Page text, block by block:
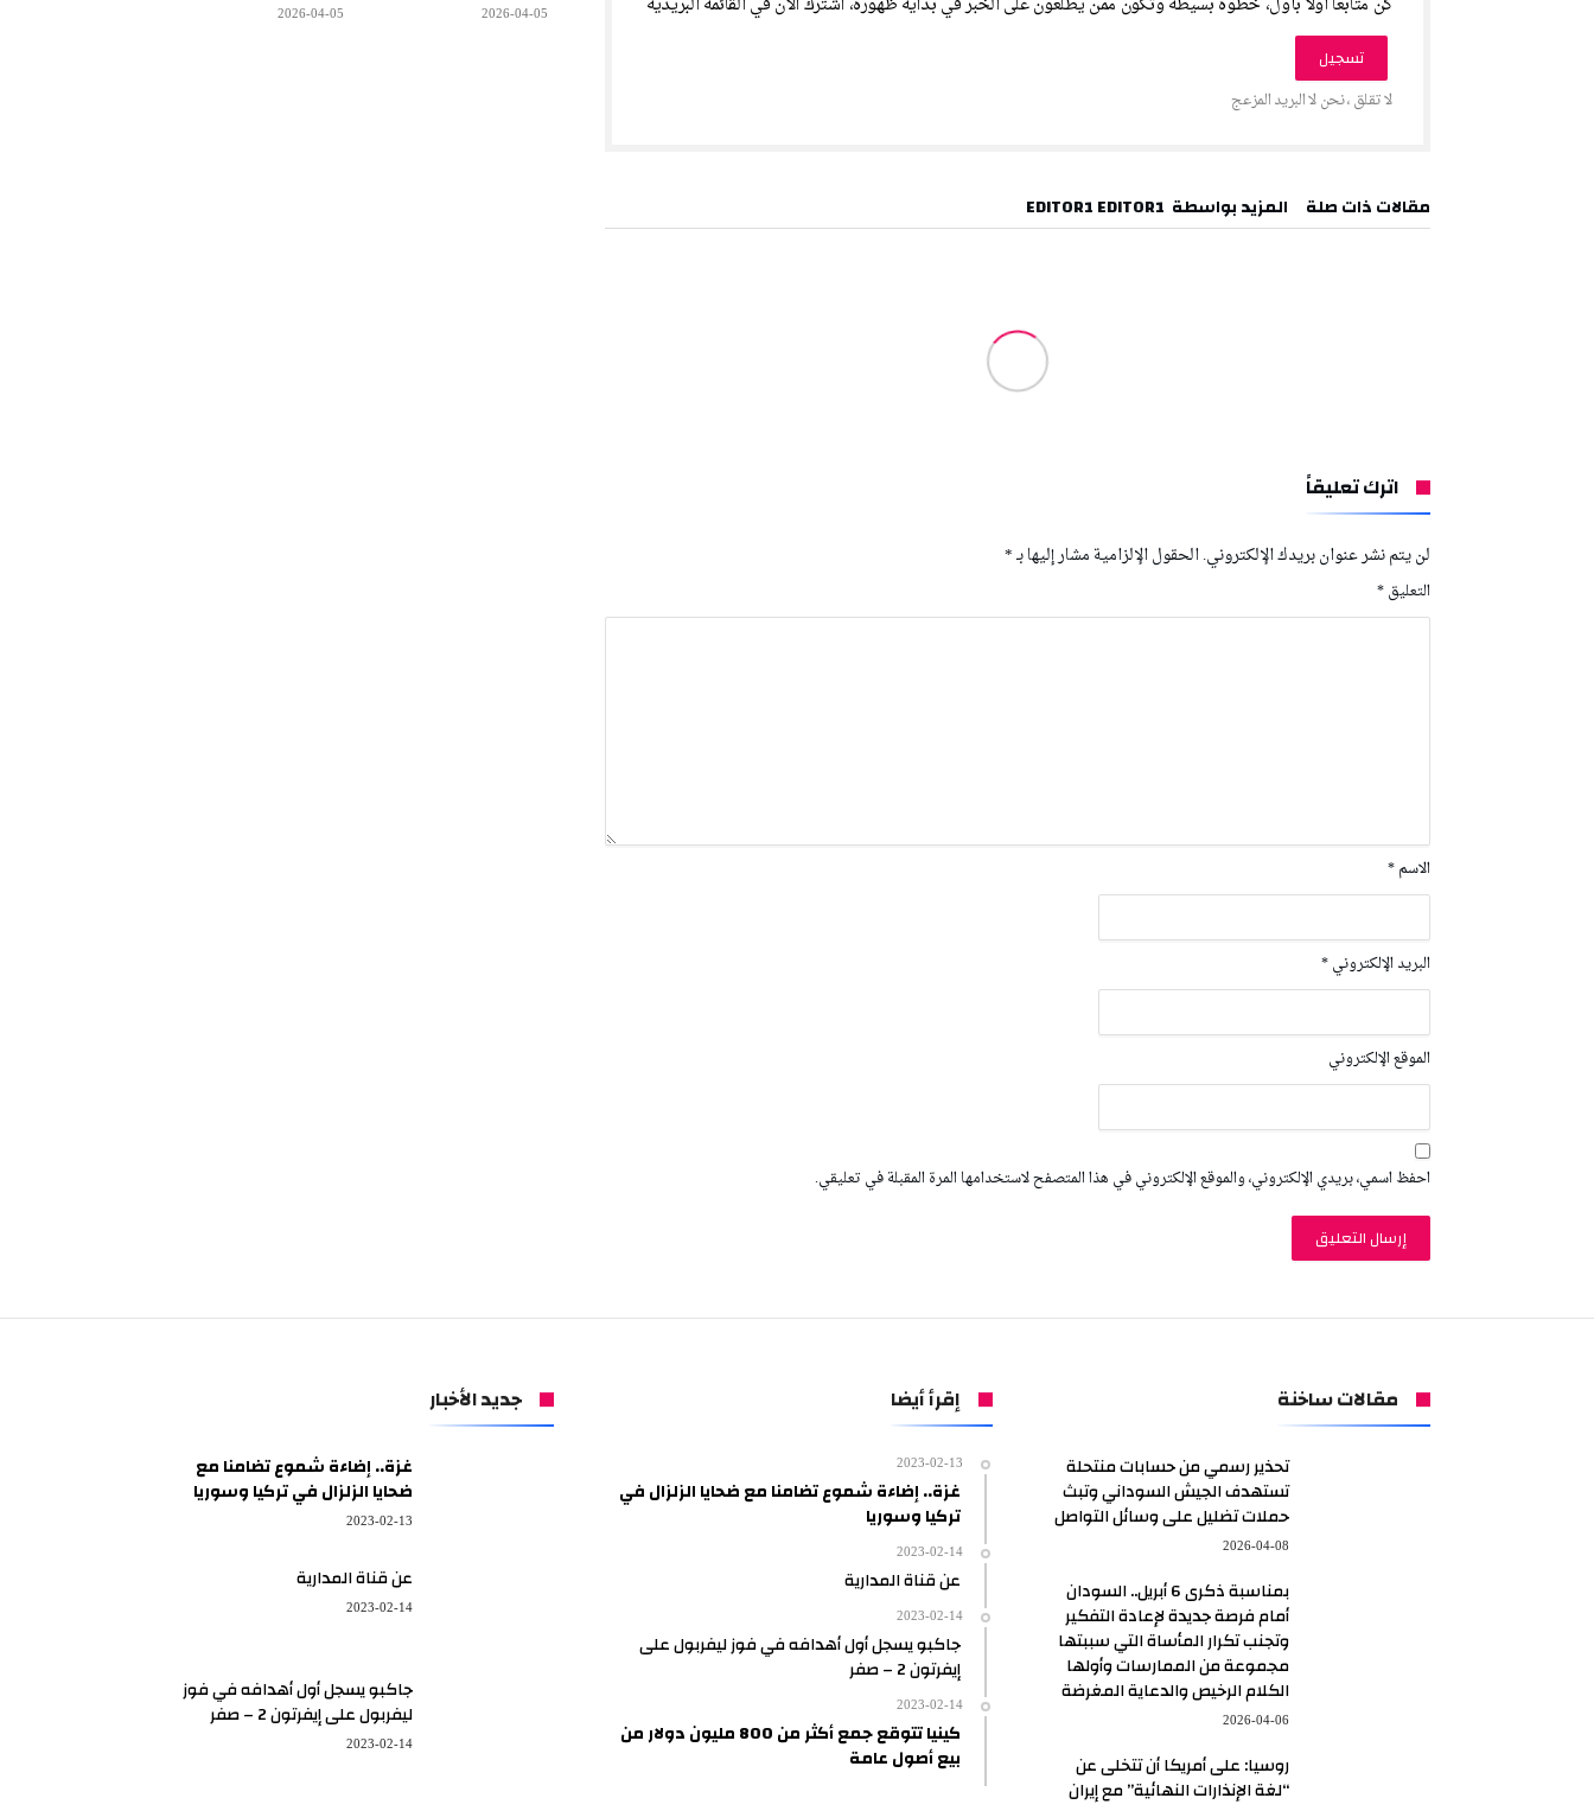
‫مقالات ذات صلة‬ ‫‫المزيد بواسطة‬ ‬ EDITOR1 EDITOR1
اترك تعليقاً
لن يتم نشر عنوان بريدك الإلكتروني.الحقول الإلزامية مشار إليها بـ*
التعليق*
الاسم*
البريد الإلكتروني*
الموقع الإلكتروني
احفظ اسمي، بريدي الإلكتروني، والموقع الإلكتروني في هذا المتصفح لاستخدامها المرة المقبلة في تعليقي.
2026-04-05 2026-04-05
مقالات ساخنة
تحذير رسمي من حسابات منتحلة
تستهدف الجيش السوداني وتبث
حملات تضليل على وسائل التواصل
2026-04-08
بمناسبة ذكرى 6 أبريل.. السودان
أمام فرصة جديدة لإعادة التفكير
وتجنب تكرار المأساة التي سببتها
مجموعة من الممارسات وأولها
الكلام الرخيص والدعاية المغرضة
2026-04-06
روسيا: على أمريكا أن تتخلى عن
“لغة الإنذارات النهائية” مع إيران
إقرأ أيضا
2023-02-13
غزة.. إضاءة شموع تضامنا مع ضحايا الزلزال في
تركيا وسوريا
2023-02-14
عن قناة المدارية
2023-02-14
جاكبو يسجل أول أهدافه في فوز ليفربول على
إيفرتون 2 – صفر
2023-02-14
كينيا تتوقع جمع أكثر من 800 مليون دولار من
بيع أصول عامة
جديد الأخبار
غزة.. إضاءة شموع تضامنا مع
ضحايا الزلزال في تركيا وسوريا
2023-02-13
عن قناة المدارية
2023-02-14
جاكبو يسجل أول أهدافه في فوز
ليفربول على إيفرتون 2 – صفر
2023-02-14